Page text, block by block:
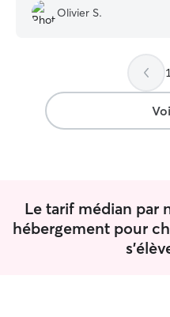
lac. Un vrai bonheur ! Je
d'avoir trouvé une super
Olivier S.
Le tarif médian par
hébergement pour